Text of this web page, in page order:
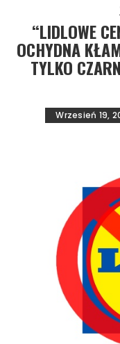
“LIDLOWE
OCHYDNA
TYLKO
Wrzesień 19,